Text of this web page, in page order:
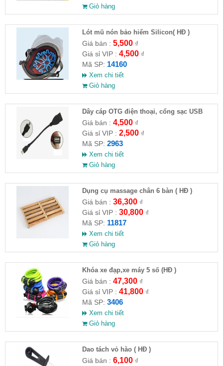
Giỏ hàng
Lót mũ nón bảo hiểm Silicon( HĐ )
Giá bán : 5,500₫
Giá sỉ VIP : 4,500₫
Mã SP: 14160
Xem chi tiết
Giỏ hàng
Dây cáp OTG điện thoại, cổng sạc USB
Giá bán : 4,500₫
Giá sỉ VIP : 2,500₫
Mã SP: 2963
Xem chi tiết
Giỏ hàng
Dụng cụ massage chân 6 bàn ( HĐ )
Giá bán : 36,300₫
Giá sỉ VIP : 30,800₫
Mã SP: 11817
Xem chi tiết
Giỏ hàng
Khóa xe đạp,xe máy 5 số (HĐ )
Giá bán : 47,300₫
Giá sỉ VIP : 41,800₫
Mã SP: 3406
Xem chi tiết
Giỏ hàng
Dao tách vỏ hào ( HĐ )
Giá bán : 6,100₫